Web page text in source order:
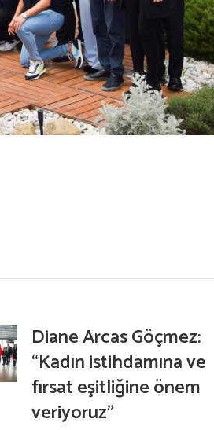
Diane Arcas Göçmez:
“Kadın istihdamına ve
fırsat eşitliğine önem
veriyoruz”